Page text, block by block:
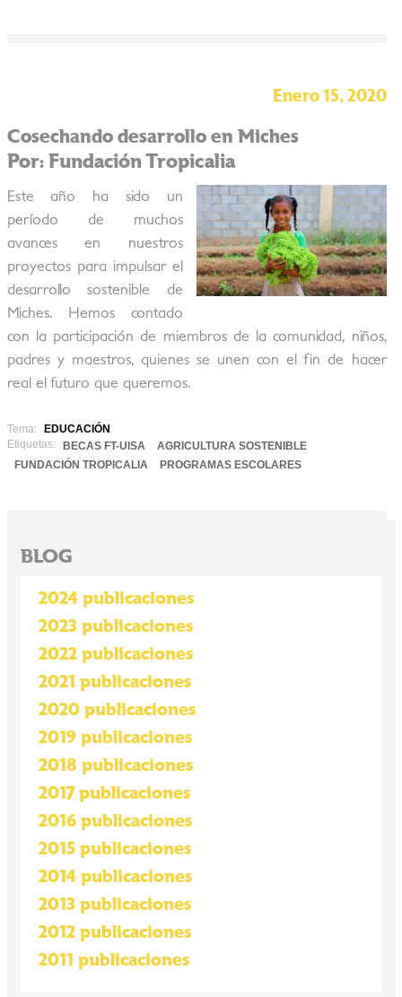
Enero 15, 2020
Cosechando desarrollo en Miches
Por: Fundación Tropicalia
Este año ha sido un
período de muchos
avances en nuestros
proyectos para impulsar el
desarrollo sostenible de
Miches. Hemos contado
con la participación de miembros de la comunidad, niños,
padres y maestros, quienes se unen con el fin de hacer
real el futuro que queremos.
Tema:
EDUCACIÓN
Etiquetas:
BECAS FT-UISA
AGRICULTURA SOSTENIBLE
FUNDACIÓN TROPICALIA
PROGRAMAS ESCOLARES
BLOG
2024 publicaciones
2023 publicaciones
2022 publicaciones
2021 publicaciones
2020 publicaciones
2019 publicaciones
2018 publicaciones
2017 publicaciones
2016 publicaciones
2015 publicaciones
2014 publicaciones
2013 publicaciones
2012 publicaciones
2011 publicaciones